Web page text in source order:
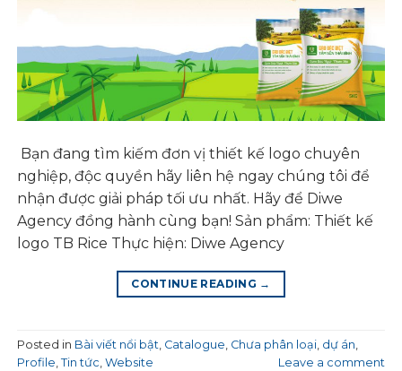
Bạn đang tìm kiếm đơn vị thiết kế logo chuyên
nghiệp, độc quyền hãy liên hệ ngay chúng tôi để
nhận được giải pháp tối ưu nhất. Hãy để Diwe
Agency đồng hành cùng bạn! Sản phẩm: Thiết kế
logo TB Rice Thực hiện: Diwe Agency
CONTINUE READING →
Posted in Bài viết nổi bật, Catalogue, Chưa phân loại, dự án,
Profile,Tin tức,Website Leave a comment